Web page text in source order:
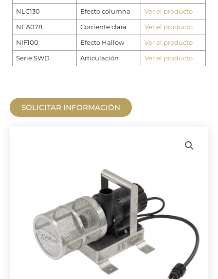
NLC130
Efecto columna
Ver el producto
NEA078
Corriente clara
Ver el producto
NIF100
Efecto Hallow
Ver el producto
Serie SWD
Articulación Ver el producto
SOLICITAR INFORMACIÓN